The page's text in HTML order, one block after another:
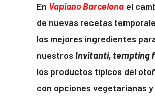
En Vapiano Barcelona el
de nuevas recetas
los mejores ingredientes
nuestros Invitanti, tempting
los productos típicos del
con opciones vegetarianas